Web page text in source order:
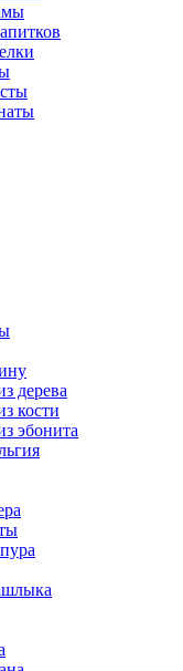
дерева
кости
эбонита